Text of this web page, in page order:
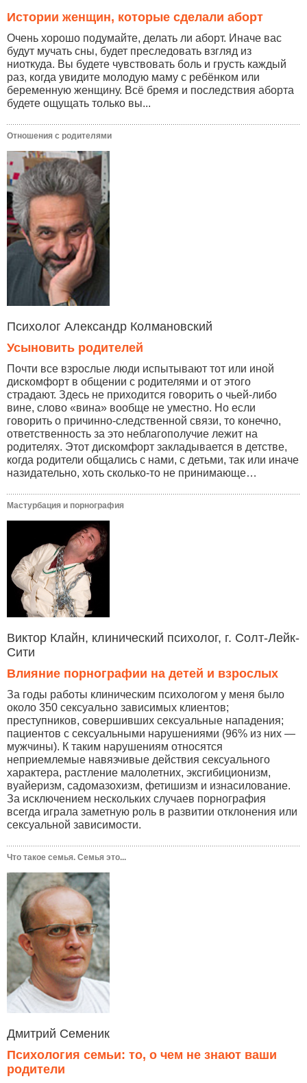
Истории женщин, которые сделали аборт
Очень хорошо подумайте, делать ли аборт. Иначе вас
будут мучать сны, будет преследовать взгляд из
ниоткуда. Вы будете чувствовать боль и грусть каждый
раз, когда увидите молодую маму с ребёнком или
беременную женщину. Всё бремя и последствия аборта
будете ощущать только вы...
Отношения с родителями
Психолог Александр Колмановский
Усыновить родителей
Почти все взрослые люди испытывают тот или иной
дискомфорт в общении с родителями и от этого
страдают. Здесь не приходится говорить о чьей-либо
вине, слово «вина» вообще не уместно. Но если
говорить о причинно-следственной связи, то конечно,
ответственность за это неблагополучие лежит на
родителях. Этот дискомфорт закладывается в детстве,
когда родители общались с нами, с детьми, так или иначе
назидательно, хоть сколько-то не принимающе…
Мастурбация и порнография
Виктор Клайн, клинический психолог, г. Солт-Лейк-
Сити
Влияние порнографии на детей и взрослых
За годы работы клиническим психологом у меня было
около 350 сексуально зависимых клиентов;
преступников, совершивших сексуальные нападения;
пациентов с сексуальными нарушениями (96% из них —
мужчины). К таким нарушениям относятся
неприемлемые навязчивые действия сексуального
характера, растление малолетних, эксгибиционизм,
вуайеризм, садомазохизм, фетишизм и изнасилование.
За исключением нескольких случаев порнография
всегда играла заметную роль в развитии отклонения или
сексуальной зависимости.
Что такое семья. Семья это...
Дмитрий Семеник
Психология семьи: то, о чем не знают ваши
родители